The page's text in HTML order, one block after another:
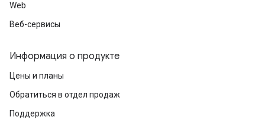
Web
Веб-сервисы
Информация о продукте
Цены и планы
Обратиться в отдел продаж
Поддержка